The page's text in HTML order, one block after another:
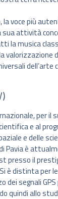
voce più
sua attività
la musica
valorizzazione
per il
e al
e delle
Pavia è
presso il
è distinta per
dei segnali
quindi allo